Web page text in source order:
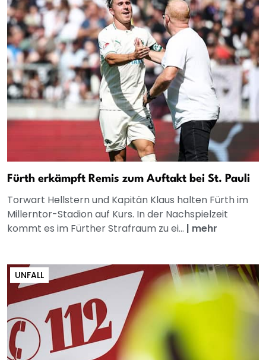
Fürth erkämpft Remis zum Auftakt bei St. Pauli
Torwart Hellstern und Kapitän Klaus halten Fürth im
Millerntor-Stadion auf Kurs. In der Nachspielzeit
kommt es im Fürther Strafraum zu ei... | mehr
UNFALL